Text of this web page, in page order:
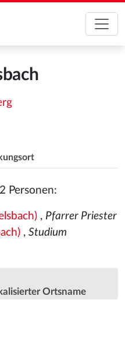
Personen:
, Pfarrer Priester
, Studium
Ortsname